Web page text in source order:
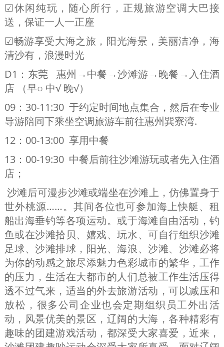
☑休闲纯玩，随心所行，正规旅游空调大巴接
送，保证一人一正座
☑畅游享受大海之旅，阳光海景，美丽洁净，海
清沙有，浪漫时光
D1：东莞 惠州→中餐→沙滩游→晚餐→入住酒
店 （早○ 中√ 晚√）
09：30-11:30 于约定时间地点集合，然后在专业
导游陪同下乘坐空调旅游车前往惠州巽寮湾.
12：00-13:00 享用中餐
13：00-19:30 中餐后前往沙滩游玩或者先入住酒
店；
沙滩后可漫步沙滩或端坐在沙滩上，仿佛置身于
世外桃源……。其间各位也可参加海上快艇、租
船出海垂钓等各项运动。或于海滩自由活动，钓
鱼或在沙滩拾贝、嬉戏、玩水、可自行组织沙滩
足球、沙滩排球，阳光、海浪、沙滩、沙滩必将
为你的动感之旅尽添魅力色彩城市的繁华，工作
的压力，生活在大都市的人们总被工作生活压得
透不过气来，适当的外去旅游活动，可以减压和
放松，很多公司企业也会定期组织员工外出活
动，风景优美的景区，辽阔的大海，各种精彩有
趣味的团建游戏活动，都深受大家喜爱，近来，